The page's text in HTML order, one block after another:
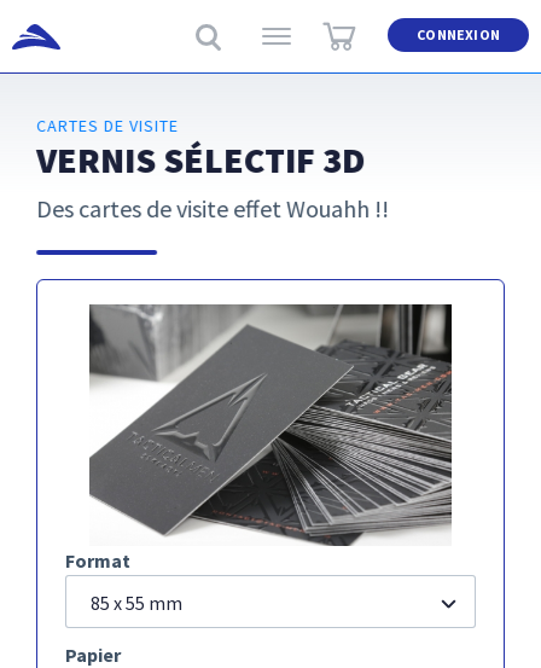
CONNEXION
CARTES DE VISITE
VERNIS SÉLECTIF 3D
Des cartes de visite effet Wouahh !!
Format
85 x 55 mm
Papier